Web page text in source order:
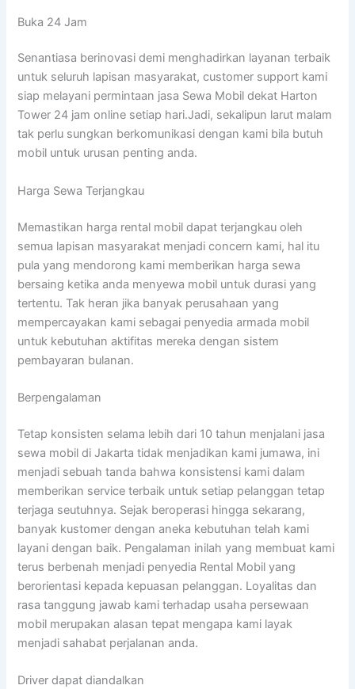
Buka 24 Jam
Senantiasa berinovasi demi menghadirkan layanan terbaik
untuk seluruh lapisan masyarakat, customer support kami
siap melayani permintaan jasa Sewa Mobil dekat Harton
Tower 24 jam online setiap hari.Jadi, sekalipun larut malam
tak perlu sungkan berkomunikasi dengan kami bila butuh
mobil untuk urusan penting anda.
Harga Sewa Terjangkau
Memastikan harga rental mobil dapat terjangkau oleh
semua lapisan masyarakat menjadi concern kami, hal itu
pula yang mendorong kami memberikan harga sewa
bersaing ketika anda menyewa mobil untuk durasi yang
tertentu. Tak heran jika banyak perusahaan yang
mempercayakan kami sebagai penyedia armada mobil
untuk kebutuhan aktifitas mereka dengan sistem
pembayaran bulanan.
Berpengalaman
Tetap konsisten selama lebih dari 10 tahun menjalani jasa
sewa mobil di Jakarta tidak menjadikan kami jumawa, ini
menjadi sebuah tanda bahwa konsistensi kami dalam
memberikan service terbaik untuk setiap pelanggan tetap
terjaga seutuhnya. Sejak beroperasi hingga sekarang,
banyak kustomer dengan aneka kebutuhan telah kami
layani dengan baik. Pengalaman inilah yang membuat kami
terus berbenah menjadi penyedia Rental Mobil yang
berorientasi kepada kepuasan pelanggan. Loyalitas dan
rasa tanggung jawab kami terhadap usaha persewaan
mobil merupakan alasan tepat mengapa kami layak
menjadi sahabat perjalanan anda.
Driver dapat diandalkan